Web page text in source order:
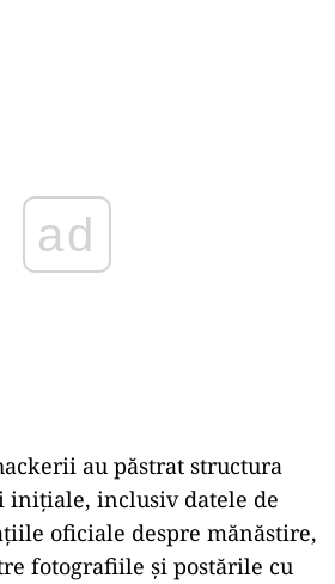
ad
au păstrat structura
inițiale, inclusiv datele de
oficiale despre mănăstire,
fotografiile și postările cu